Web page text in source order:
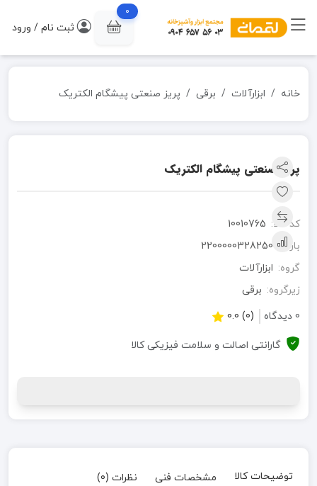
0
ثبت نام / ورود
خانه ابزارآلات برقی پریز صنعتی پیشگام الکتریک
پریز صنعتی پیشگام الکتریک
کد کالا: 10010765
بارکد: 2200000328250
گروه: ابزارآلات
زیرگروه: برقی
0 دیدگاه
(0) 0.0
گارانتی اصالت و سلامت فیزیکی کالا
توضیحات کالا مشخصات فنی نظرات (0)